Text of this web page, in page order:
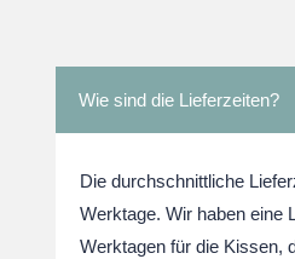
Wie sind die Lieferzeiten?
Die durchschnittliche
Werktage. Wir haben eine
Werktagen für die Kissen,